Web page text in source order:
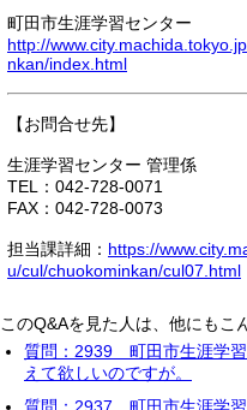
町田市生涯学習センター
http://
nkan/index.html
【お問合せ先】
生涯学習センター 管理係
TEL：042-728-0071
FAX：042-728-0073
担当課詳細： https://
u/cul/chuokominkan/cul07.html
このQ&Aを見た人は、他にもこ
質問：2939 町田市生涯学習
えて欲しいのですが。